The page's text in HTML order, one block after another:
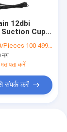
12dbi
Suction Cup
External
100-499 Pieces
नग
पता करें
संपर्क करें